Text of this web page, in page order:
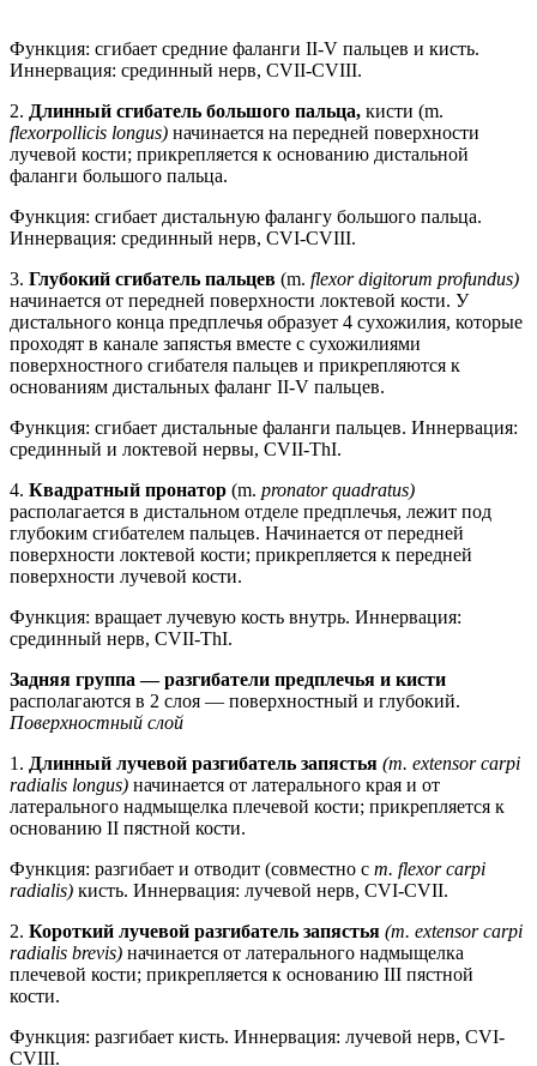
Функция: сгибает средние фаланги II-V пальцев и кисть.
Иннервация: срединный нерв, CVII-CVIII.
2. Длинный сгибатель большого пальца, кисти (m.
flexorpollicis longus) начинается на передней поверхности
лучевой кости; прикрепляется к основанию дистальной
фаланги большого пальца.
Функция: сгибает дистальную фалангу большого пальца.
Иннервация: срединный нерв, CVI-CVIII.
3. Глубокий сгибатель пальцев (m. flexor digitorum profundus)
начинается от передней поверхности локтевой кости. У
дистального конца предплечья образует 4 сухожилия, которые
проходят в канале запястья вместе с сухожилиями
поверхностного сгибателя пальцев и прикрепляются к
основаниям дистальных фаланг II-V пальцев.
Функция: сгибает дистальные фаланги пальцев. Иннервация:
срединный и локтевой нервы, CVII-ThI.
4. Квадратный пронатор (m. pronator quadratus)
располагается в дистальном отделе предплечья, лежит под
глубоким сгибателем пальцев. Начинается от передней
поверхности локтевой кости; прикрепляется к передней
поверхности лучевой кости.
Функция: вращает лучевую кость внутрь. Иннервация:
срединный нерв, CVII-ThI.
Задняя группа — разгибатели предплечья и кисти
располагаются в 2 слоя — поверхностный и глубокий.
Поверхностный слой
1. Длинный лучевой разгибатель запястья (m. extensor carpi
radialis longus) начинается от латерального края и от
латерального надмыщелка плечевой кости; прикрепляется к
основанию II пястной кости.
Функция: разгибает и отводит (совместно с т. flexor carpi
radialis) кисть. Иннервация: лучевой нерв, CVI-CVII.
2. Короткий лучевой разгибатель запястья (m. extensor carpi
radialis brevis) начинается от латерального надмыщелка
плечевой кости; прикрепляется к основанию III пястной
кости.
Функция: разгибает кисть. Иннервация: лучевой нерв, CVI-
CVIII.